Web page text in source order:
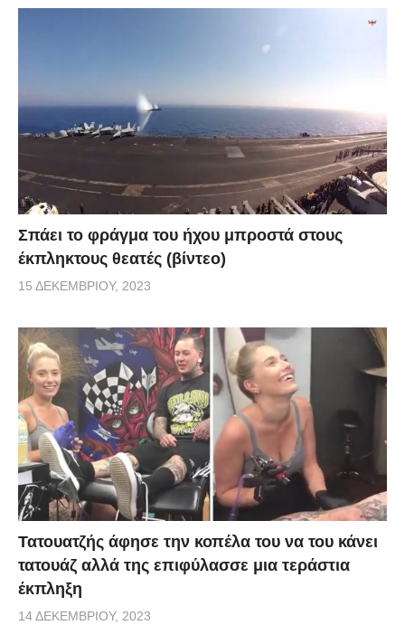
Σπάει το φράγμα του ήχου μπροστά στους
έκπληκτους θεατές (βίντεο)
15 ΔΕΚΕΜΒΡΊΟΥ, 2023
Τατουατζής άφησε την κοπέλα του να του κάνει
τατουάζ αλλά της επιφύλασσε μια τεράστια
έκπληξη
14 ΔΕΚΕΜΒΡΊΟΥ, 2023